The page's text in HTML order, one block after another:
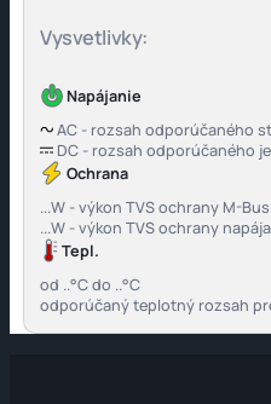
Vysvetlivky:
Napájanie
AC - rozsah odporúčaného
DC - rozsah odporúčaného
Ochrana
...W - výkon TVS ochrany M-
...W - výkon TVS ochrany
Tepl.
od ..°C do ..°C
odporúčaný teplotný rozsah